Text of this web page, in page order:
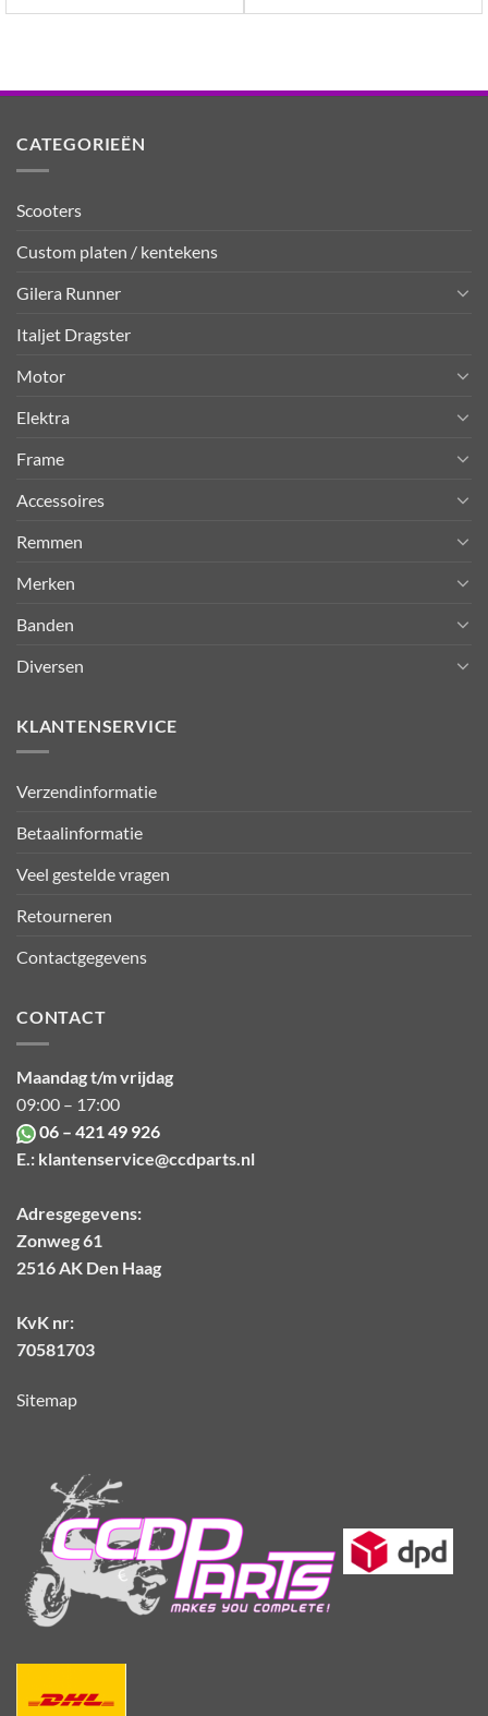
CATEGORIEËN
Scooters
Custom platen / kentekens
Gilera Runner
Italjet Dragster
Motor
Elektra
Frame
Accessoires
Remmen
Merken
Banden
Diversen
KLANTENSERVICE
Verzendinformatie
Betaalinformatie
Veel gestelde vragen
Retourneren
Contactgegevens
CONTACT
Maandag t/m vrijdag
09:00 – 17:00
06 – 421 49 926
E.: klantenservice@ccdparts.nl
Adresgegevens:
Zonweg 61
2516 AK Den Haag
KvK nr:
70581703
Sitemap